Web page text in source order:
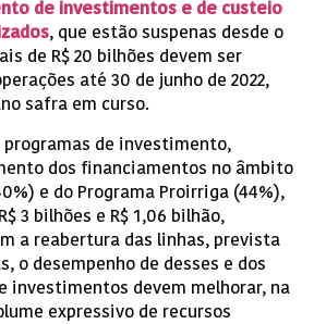
de investimentos e de custeio
, que estão suspenas desde o
de R$ 20 bilhões devem ser
até 30 de junho de 2022,
safra em curso.
programas de investimento,
dos financiamentos no âmbito
e do Programa Proirriga (44%),
3 bilhões e R$ 1,06 bilhão,
a reabertura das linhas, prevista
o desempenho de desses e dos
investimentos devem melhorar, na
expressivo de recursos